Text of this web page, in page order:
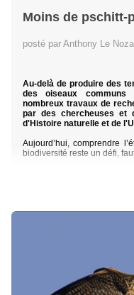
Moins de pschitt-
posté par Anthony Le
Au-delà de produire des
des oiseaux communs
nombreux travaux de
par des chercheuses et
d'Histoire naturelle et de
Aujourd’hui, comprendre
biodiversité reste un défi,